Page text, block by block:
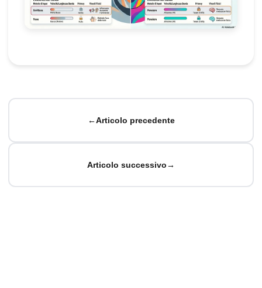
←Articolo precedente
Articolo successivo→